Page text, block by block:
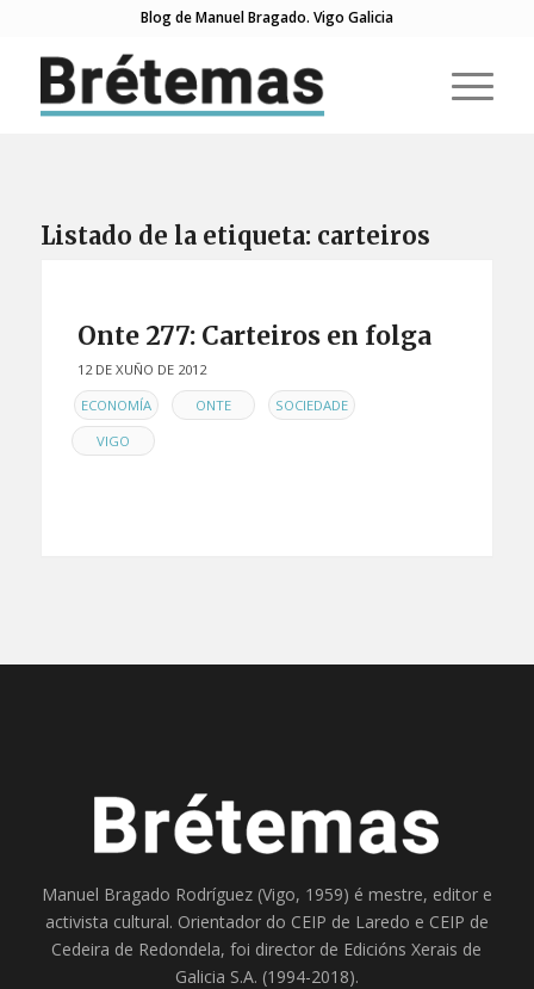
Blog de Manuel Bragado. Vigo Galicia
Listado de la etiqueta: carteiros
Onte 277: Carteiros en folga
12 DE XUÑO DE 2012
ENECONOMÍA , ONTE , SOCIEDADE ,
VIGO
Manuel Bragado Rodríguez (Vigo, 1959) é mestre, editor e
activista cultural. Orientador do CEIP de Laredo e CEIP de
Cedeira de Redondela, foi director de Edicións Xerais de
Galicia S.A. (1994-2018).